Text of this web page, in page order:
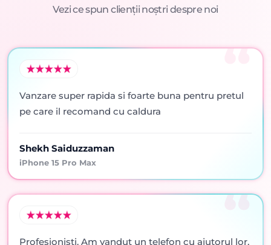
Vezi ce spun clienții noștri despre noi
Vanzare super rapida si foarte buna pentru pretul
pe care il recomand cu caldura
Shekh Saiduzzaman
iPhone 15 Pro Max
Profesionisti. Am vandut un telefon cu ajutorul lor,